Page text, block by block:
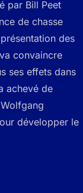
par Bill Peet
de chasse
des
convaincre
ses effets dans
achevé de
développer le